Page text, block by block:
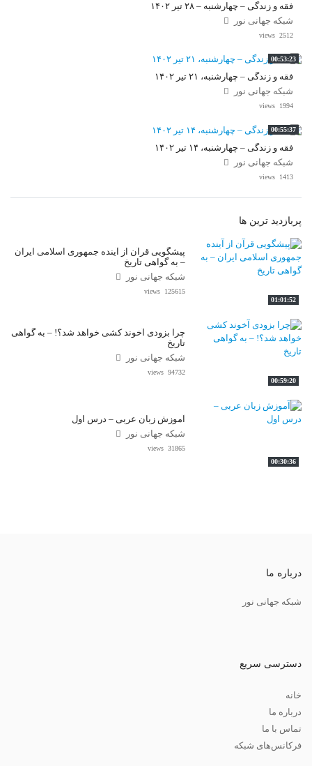
فقه و زندگی – چهارشنبه – ۲۸ تیر ۱۴۰۲
شبکه جهانی نور
2512 views
00:53:23
فقه و زندگی – چهارشنبه، ۲۱ تیر ۱۴۰۲
شبکه جهانی نور
1994 views
00:55:37
فقه و زندگی – چهارشنبه، ۱۴ تیر ۱۴۰۲
شبکه جهانی نور
1413 views
پربازدید ترین ها
01:01:52
پیشگویی قرآن از آینده جمهوری اسلامی ایران
– به گواهی تاریخ
شبکه جهانی نور
125615 views
00:59:20
چرا بزودی آخوند کشی خواهد شد؟! – به گواهی
تاریخ
شبکه جهانی نور
94732 views
00:30:36
آموزش زبان عربی – درس اول
شبکه جهانی نور
31865 views
درباره ما
شبکه جهانی نور
دسترسی سریع
خانه
درباره ما
تماس با ما
فرکانس‌های شبکه